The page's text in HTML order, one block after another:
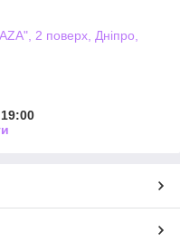
2 поверх, Дніпро,